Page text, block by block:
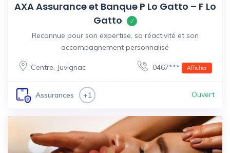
AXA Assurance et Banque P Lo Gatto – F Lo
Gatto
Reconnue pour son expertise, sa réactivité et son
accompagnement personnalisé
Centre, Juvignac 0467*** Afficher
Assurances +1 Ouvert